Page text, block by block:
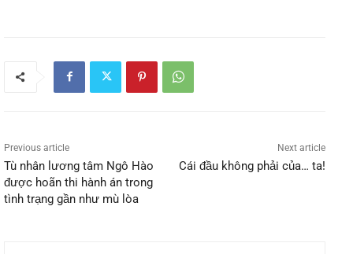
Previous article
Tù nhân lương tâm Ngô Hào
được hoãn thi hành án trong
tình trạng gần như mù lòa
Next article
Cái đầu không phải của… ta!